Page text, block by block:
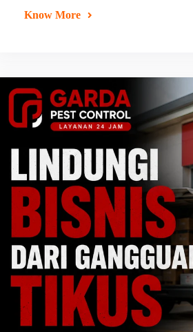
Know More